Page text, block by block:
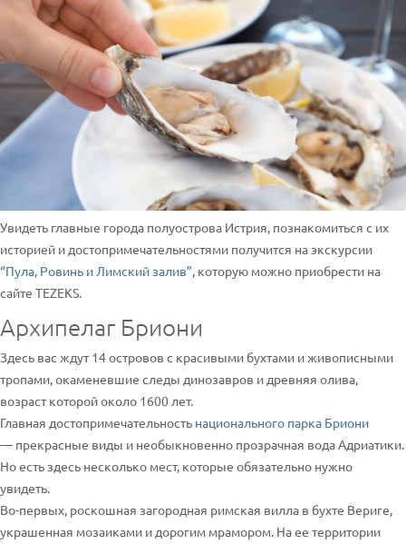
Увидеть главные города полуострова Истрия, познакомиться с их
историей и достопримечательностями получится на экскурсии
“Пула, Ровинь и Лимский залив”, которую можно приобрести на
сайте TEZEKS.
Архипелаг Бриони
Здесь вас ждут 14 островов с красивыми бухтами и живописными
тропами, окаменевшие следы динозавров и древняя олива,
возраст которой около 1600 лет.
Главная достопримечательность национального парка Бриони
— прекрасные виды и необыкновенно прозрачная вода Адриатики.
Но есть здесь несколько мест, которые обязательно нужно
увидеть.
Во-первых, роскошная загородная римская вилла в бухте Вериге,
украшенная мозаиками и дорогим мрамором. На ее территории